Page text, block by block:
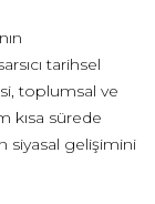
tarihsel
toplumsal ve
kısa sürede
siyasal gelişimini
liberal siyasi
modern